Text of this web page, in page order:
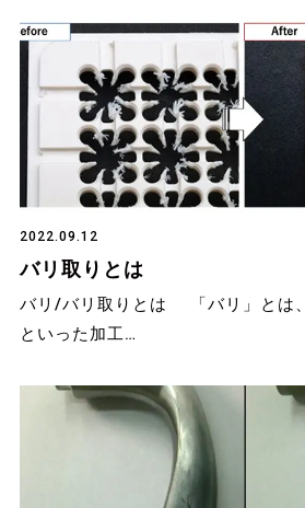
2022.09.12
バリ取りとは
バリ/バリ取りとは 「バリ」とは
といった加工…